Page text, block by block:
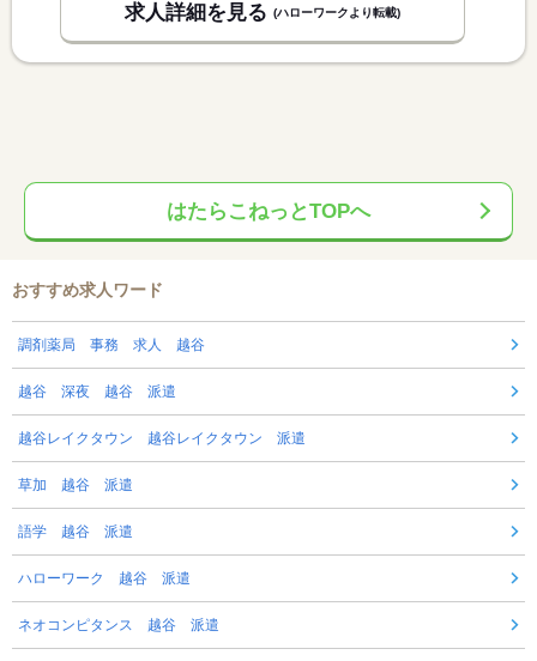
求人詳細を見る (ハローワークより転載)
はたらこねっとTOPへ
おすすめ求人ワード
調剤薬局 事務 求人 越谷
越谷 深夜 越谷 派遣
越谷レイクタウン 越谷レイクタウン 派遣
草加 越谷 派遣
語学 越谷 派遣
ハローワーク 越谷 派遣
ネオコンピタンス 越谷 派遣